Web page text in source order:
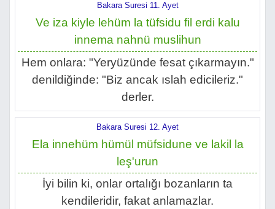
Bakara Suresi 11. Ayet
Ve iza kiyle lehüm la tüfsidu fil erdi kalu
innema nahnü muslihun
Hem onlara: "Yeryüzünde fesat çıkarmayın."
denildiğinde: "Biz ancak ıslah edicileriz."
derler.
Bakara Suresi 12. Ayet
Ela innehüm hümül müfsidune ve lakil la
leş'urun
İyi bilin ki, onlar ortalığı bozanların ta
kendileridir, fakat anlamazlar.